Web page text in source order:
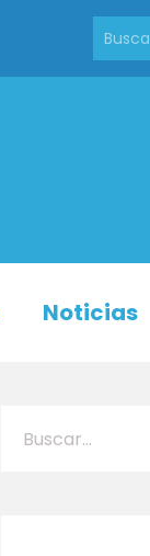
Noticias